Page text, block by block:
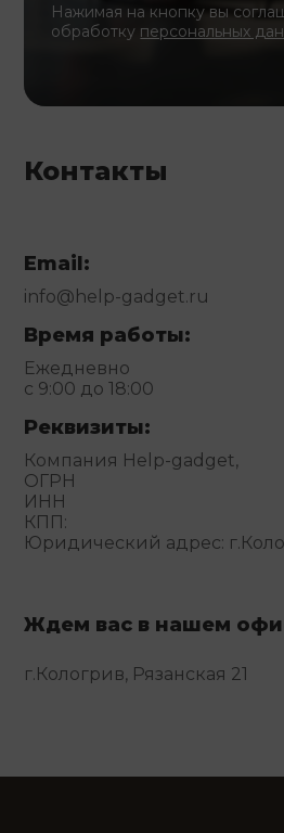
Нажимая на кнопку вы
обработку персональных
Контакты
Email:
info@help-gadget.ru
Время работы:
Ежедневно
с 9:00 до 18:00
Реквизиты:
Компания Help-gadget,
ОГРН
ИНН
КПП:
Юридический адрес:
Ждем вас в нашем
г.Кологрив, Рязанская 21